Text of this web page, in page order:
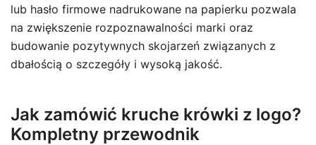
lub hasło firmowe nadrukowane na papierku pozwala
na zwiększenie rozpoznawalności marki oraz
budowanie pozytywnych skojarzeń związanych z
dbałością o szczegóły i wysoką jakość.
Jak zamówić kruche krówki z logo?
Kompletny przewodnik